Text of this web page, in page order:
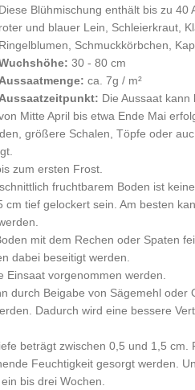
Diese Blühmischung enthält bis zu 40
roter und blauer Lein, Schleierkraut,
Ringelblumen, Schmuckkörbchen,
30 - 80 cm
Aussaatmenge: ca. 7g / m²
Aussaatzeitpunkt: Die Aussaat kann
Mitte April bis etwa Ende Mai
größere Schalen, Töpfe oder
zum ersten Frost.
fruchtbarem Boden ist
cm tief gelockert sein. Am besten
mit dem Rechen oder Spaten
dabei beseitigt werden.
Einsaat vorgenommen werden.
durch Beigabe von Sägemehl oder
Dadurch wird eine bessere
beträgt zwischen 0,5 und 1,5
Feuchtigkeit gesorgt werden.
bis drei Wochen.